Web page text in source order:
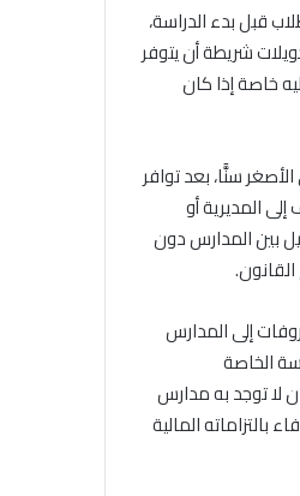
2025 بوقت كاف، لتسكين الطلاب قبل بدء الدراسة،
شريطة أن يتوفر
خاصة إذا كان
سنًّا، بعد توافر
المديرية أو
بين المدارس دون
إلى المدارس
الخاصة
لا توجد به مدارس
المالية